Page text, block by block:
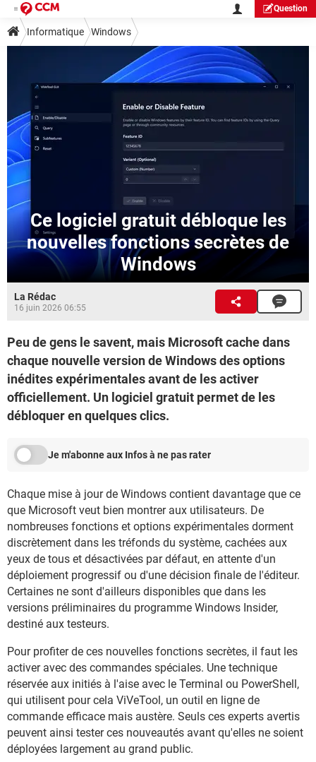
Question
Informatique Windows
Ce logiciel gratuit débloque les
nouvelles fonctions secrètes de
Windows
La Rédac
16 juin 2026 06:55
Peu de gens le savent, mais Microsoft cache dans
chaque nouvelle version de Windows des options
inédites expérimentales avant de les activer
officiellement. Un logiciel gratuit permet de les
débloquer en quelques clics.
Je m'abonne aux Infos à ne pas rater
Chaque mise à jour de Windows contient davantage que ce
que Microsoft veut bien montrer aux utilisateurs. De
nombreuses fonctions et options expérimentales dorment
discrètement dans les tréfonds du système, cachées aux
yeux de tous et désactivées par défaut, en attente d'un
déploiement progressif ou d'une décision finale de l'éditeur.
Certaines ne sont d'ailleurs disponibles que dans les
versions préliminaires du programme Windows Insider,
destiné aux testeurs.
Pour profiter de ces nouvelles fonctions secrètes, il faut les
activer avec des commandes spéciales. Une technique
réservée aux initiés à l'aise avec le Terminal ou PowerShell,
qui utilisent pour cela ViVeTool, un outil en ligne de
commande efficace mais austère. Seuls ces experts avertis
peuvent ainsi tester ces nouveautés avant qu'elles ne soient
déployées largement au grand public.